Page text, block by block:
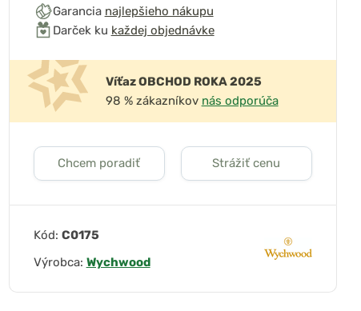
Garancia najlepšieho nákupu
Darček ku každej objednávke
Víťaz OBCHOD ROKA 2025
98 % zákazníkov nás odporúča
Chcem poradiť Strážiť cenu
Kód: C0175
Výrobca: Wychwood